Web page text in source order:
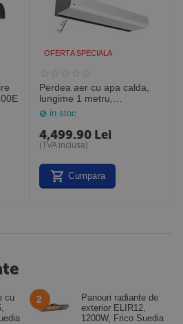
OFERTA SPECIALA
Perdea aer cu apa calda,
lungime 1 metru,
PA3210CW, Frico Suedia
in stoc
4,499.90 Lei
(TVA inclusa)
Cumpara
cu
2
Panouri radiante de
exterior ELIR12,
1200W, Frico Suedia